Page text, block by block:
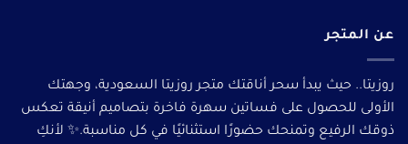
عن المتجر
روزيتا.. حيث يبدأ سحر أناقتك متجر روزيتا السعودية، وجهتك
الأولى للحصول على فساتين سهرة فاخرة بتصاميم أنيقة تعكس
ذوقك الرفيع وتمنحك حضورًا استثنائيًا في كل مناسبة.✨ لأنكِ